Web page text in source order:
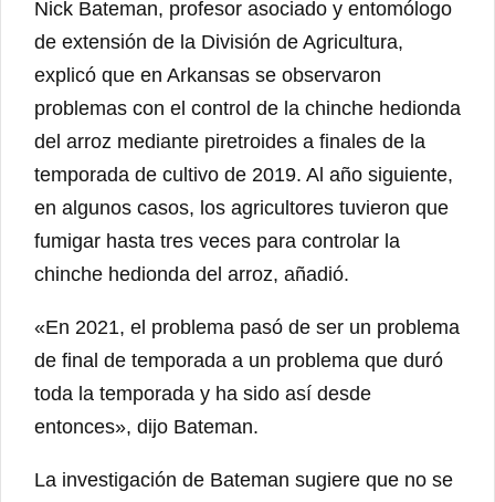
Nick Bateman, profesor asociado y entomólogo
de extensión de la División de Agricultura,
explicó que en Arkansas se observaron
problemas con el control de la chinche hedionda
del arroz mediante piretroides a finales de la
temporada de cultivo de 2019. Al año siguiente,
en algunos casos, los agricultores tuvieron que
fumigar hasta tres veces para controlar la
chinche hedionda del arroz, añadió.
«En 2021, el problema pasó de ser un problema
de final de temporada a un problema que duró
toda la temporada y ha sido así desde
entonces», dijo Bateman.
La investigación de Bateman sugiere que no se